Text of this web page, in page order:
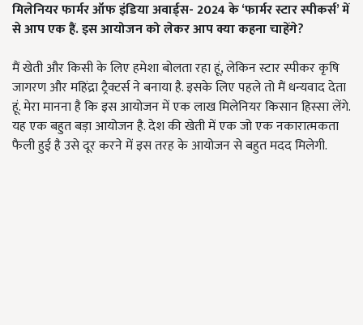
मिलेनियर फार्मर ऑफ इंडिया अवार्ड्स- 2024 के ‘फार्मर स्टार स्पीकर्स’ में
से आप एक हैं. इस आयोजन को लेकर आप क्या कहना चाहेंगे?
मैं खेती और किसी के लिए हमेशा बोलता रहा हूं, लेकिन स्टार स्पीकर कृषि
जागरण और महिंद्रा ट्रैक्टर्स ने बनाया है. इसके लिए पहले तो मैं धन्यवाद देता
हूं. मेरा मानना है कि इस आयोजन में एक लाख मिलेनियर किसान हिस्सा लेंगे.
यह एक बहुत बड़ा आयोजन है. देश की खेती में एक जो एक नकारात्मकता
फैली हुई है उसे दूर करने में इस तरह के आयोजन से बहुत मदद मिलेगी.